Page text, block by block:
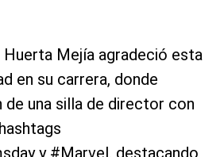
Mejía agradeció esta
en su carrera, donde
de una silla de director con
y #Marvel, destacando